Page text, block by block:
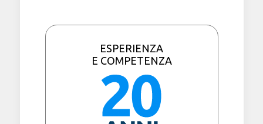
ESPERIENZA
E COMPETENZA